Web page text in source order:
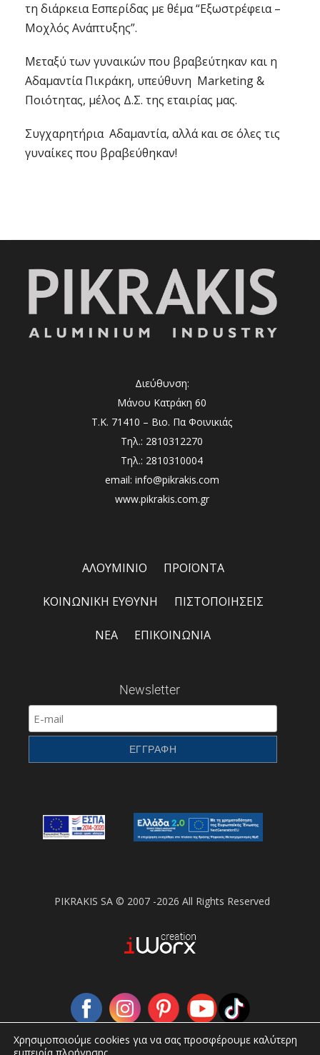
τη διάρκεια Εσπερίδας με θέμα “Εξωστρέφεια –
Μοχλός Ανάπτυξης”.
Μεταξύ των γυναικών που βραβεύτηκαν και η
Αδαμαντία Πικράκη, υπεύθυνη Marketing &
Ποιότητας, μέλος Δ.Σ. της εταιρίας μας.
Συγχαρητήρια Αδαμαντία, αλλά και σε όλες τις
γυναίκες που βραβεύθηκαν!
Διεύθυνση:
Μάνου Κατράκη 60
Τ.Κ. 71410 – Βιο. Πα Φοινικιάς
Τηλ.: 2810312270
Τηλ.: 2810310004
email: info@pikrakis.com
www.pikrakis.com.gr
ΑΛΟΥΜΙΝΙΟ ΠΡΟΪΟΝΤΑ
ΚΟΙΝΩΝΙΚΗ ΕΥΘΥΝΗ ΠΙΣΤΟΠΟΙΗΣΕΙΣ
ΝΕΑ ΕΠΙΚΟΙΝΩΝΙΑ
Newsletter
PIKRAKIS SA © 2007 -2026 All Rights Reserved
Χρησιμοποιούμε cookies για να σας προσφέρουμε καλύτερη